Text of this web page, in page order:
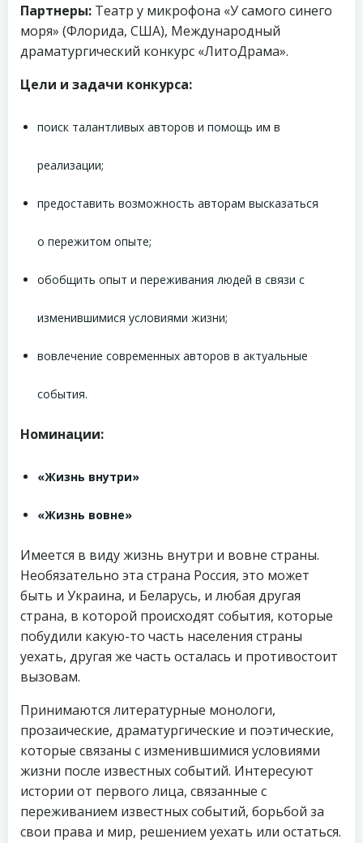
Партнеры: Театр у микрофона «У самого синего
моря» (Флорида, США), Международный
драматургический конкурс «ЛитоДрама».
Цели и задачи конкурса:
поиск талантливых авторов и помощь им в
реализации;
предоставить возможность авторам высказаться
о пережитом опыте;
обобщить опыт и переживания людей в связи с
изменившимися условиями жизни;
вовлечение современных авторов в актуальные
события.
Номинации:
«Жизнь внутри»
«Жизнь вовне»
Имеется в виду жизнь внутри и вовне страны.
Необязательно эта страна Россия, это может
быть и Украина, и Беларусь, и любая другая
страна, в которой происходят события, которые
побудили какую-то часть населения страны
уехать, другая же часть осталась и противостоит
вызовам.
Принимаются литературные монологи,
прозаические, драматургические и поэтические,
которые связаны с изменившимися условиями
жизни после известных событий. Интересуют
истории от первого лица, связанные с
переживанием известных событий, борьбой за
свои права и мир, решением уехать или остаться.